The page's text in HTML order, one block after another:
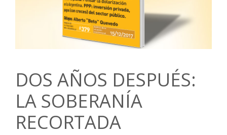
DOS AÑOS DESPUÉS:
LA SOBERANÍA
RECORTADA